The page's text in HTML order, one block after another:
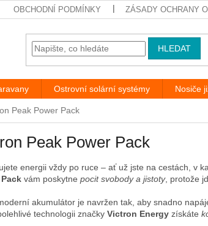
OBCHODNÍ PODMÍNKY ZÁSADY OCHRANY
HLEDAT
Ostrovní solární systémy Nosiče
Peak Power Pack
Peak Power Pack
energii vždy po ruce – ať už jste na cestách, v
vám poskytne pocit svobody a jistoty, protože
akumulátor je navržen tak, aby snadno
technologii značky Victron Energy získáte